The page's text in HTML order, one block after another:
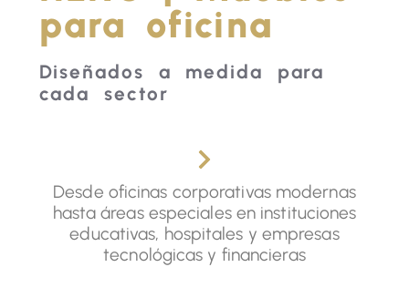
para oficina
Diseñados a medida para
cada sector
Desde oficinas corporativas modernas
hasta áreas especiales en instituciones
educativas, hospitales y empresas
tecnológicas y financieras